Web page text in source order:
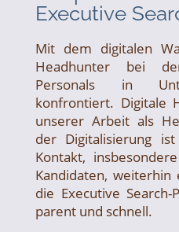
Executive
Mit dem digitalen
Headhunter bei
Personals in
konfrontiert. Digitale
unserer Arbeit als
der Digitalisierung
Kontakt,
Kandi­daten,
die Executive
parent und schnell.